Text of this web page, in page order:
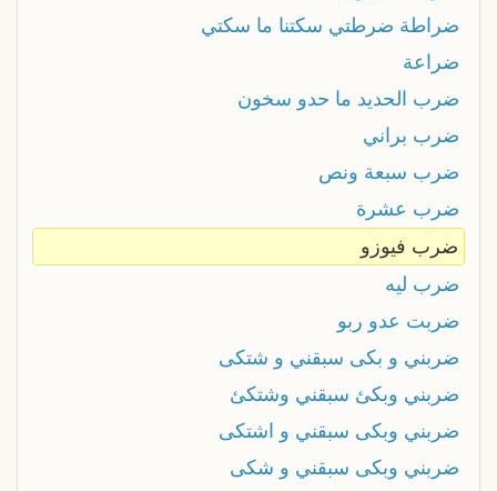
ضراطة ضرطتي سكتنا ما سكتي
ضراعة
ضرب الحديد ما حدو سخون
ضرب براني
ضرب سبعة ونص
ضرب عشرة
ضرب فيوزو
ضرب ليه
ضربت عدو ربو
ضربني و بكى سبقني و شتكى
ضربني وبكئ سبقني وشتكئ
ضربني وبكى سبقني و اشتكى
ضربني وبكى سبقني و شكى